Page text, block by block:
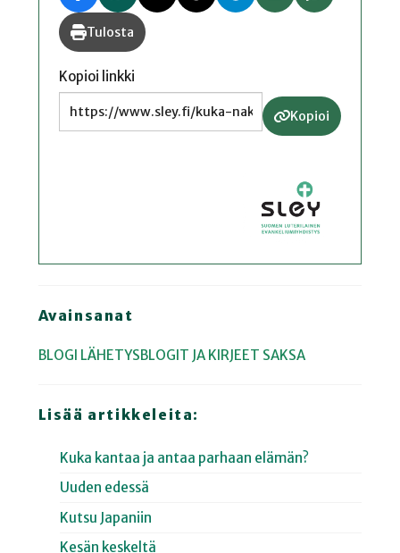
Tulosta
Kopioi linkki
Kopioi
Avainsanat
BLOGI LÄHETYSBLOGIT JA KIRJEET SAKSA
Lisää artikkeleita:
Kuka kantaa ja antaa parhaan elämän?
Uuden edessä
Kutsu Japaniin
Kesän keskeltä